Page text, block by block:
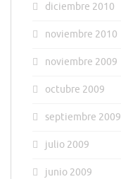
diciembre 2010
noviembre 2010
noviembre 2009
octubre 2009
septiembre 2009
julio 2009
junio 2009